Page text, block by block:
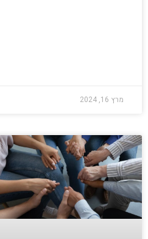
מרץ 16, 2024